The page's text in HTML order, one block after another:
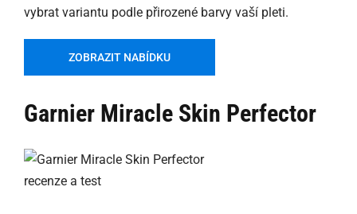
vybrat variantu podle přirozené barvy vaší pleti.
ZOBRAZIT NABÍDKU
Garnier Miracle Skin Perfector